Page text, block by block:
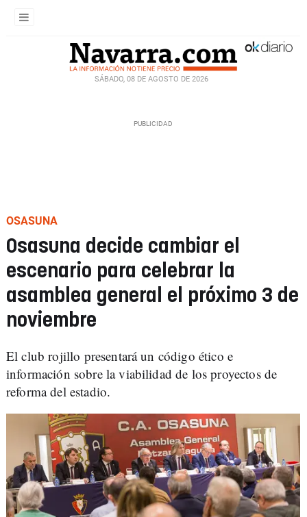
SÁBADO, 08 DE AGOSTO DE 2026
OSASUNA
Osasuna decide cambiar el
escenario para celebrar la
asamblea general el próximo 3 de
noviembre
El club rojillo presentará un código ético e
información sobre la viabilidad de los proyectos de
reforma del estadio.